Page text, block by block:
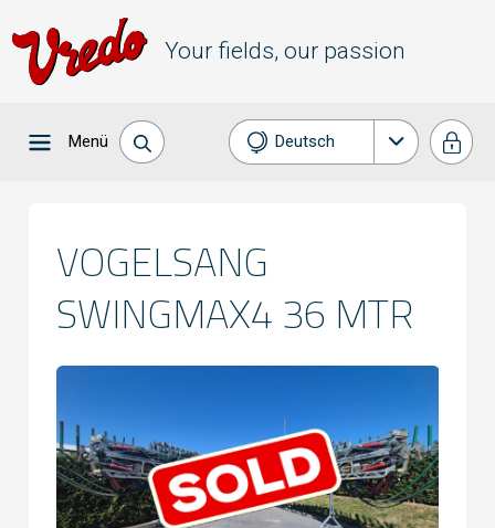
Your fields, our passion
Menü Deutsch
Español
VOGELSANG
SWINGMAX4 36 MTR